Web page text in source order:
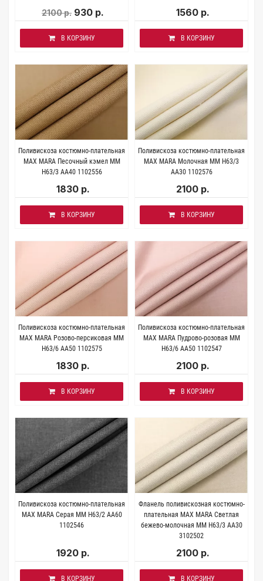
2100 р. 930 р.
В КОРЗИНУ
1560 р.
В КОРЗИНУ
Поливискоза костюмно-плательная
MAX MARA Песочный кэмел MM
H63/3 AA40 1102556
1830 р.
В КОРЗИНУ
Поливискоза костюмно-плательная
MAX MARA Молочная MM H63/3
AA30 1102576
2100 р.
В КОРЗИНУ
Поливискоза костюмно-плательная
MAX MARA Розово-персиковая MM
H63/6 AA50 1102575
1830 р.
В КОРЗИНУ
Поливискоза костюмно-плательная
MAX MARA Пудрово-розовая MM
H63/6 AA50 1102547
2100 р.
В КОРЗИНУ
Поливискоза костюмно-плательная
MAX MARA Серая MM H63/2 AA60
1102546
1920 р.
В КОРЗИНУ
Фланель поливискозная костюмно-
плательная MAX MARA Светлая
бежево-молочная MM H63/3 AA30
3102502
2100 р.
В КОРЗИНУ